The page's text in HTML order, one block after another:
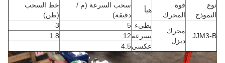
نوع
النموذج
قوة
المحرك
هيأ
سحب السرعة (م /
دقيقة)
خط السحب
(طن)
JJM3-B
محرك
ديزل
بطيء 5
بسرعة12
1.8
عكسي 4.5